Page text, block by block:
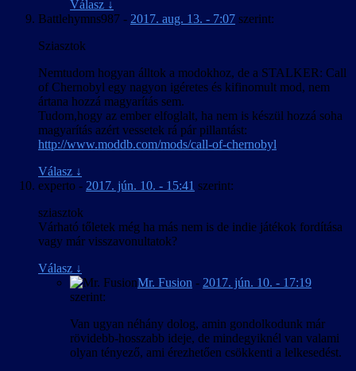
Válasz ↓
Battlehymns987 - 2017. aug. 13. - 7:07 szerint:
Sziasztok
Nemtudom hogyan álltok a modokhoz, de a STALKER: Call
of Chernobyl egy nagyon igéretes és kifinomult mod, nem
ártana hozzá magyarítás sem.
Tudom,hogy az ember elfoglalt, ha nem is készül hozzá soha
magyarítás azért vessetek rá pár pillantást:
http://www.moddb.com/mods/call-of-chernobyl
Válasz ↓
experto - 2017. jún. 10. - 15:41 szerint:
sziasztok
Várható tőletek még ha más nem is de indie játékok fordítása
vagy már visszavonultatok?
Válasz ↓
Mr. Fusion - 2017. jún. 10. - 17:19
szerint:
Van ugyan néhány dolog, amin gondolkodunk már
rövidebb-hosszabb ideje, de mindegyiknél van valami
olyan tényező, ami érezhetően csökkenti a lelkesedést.